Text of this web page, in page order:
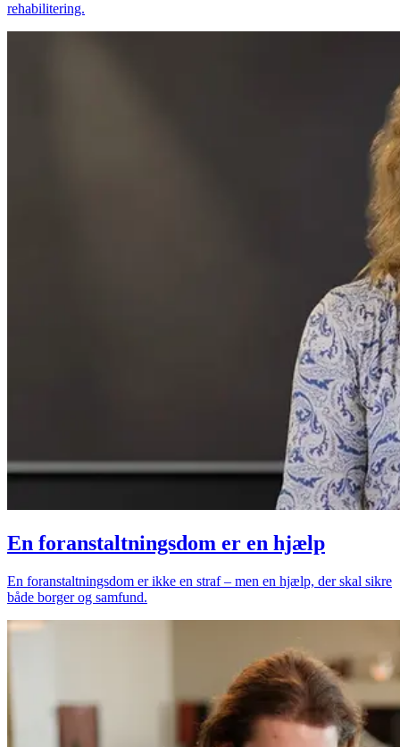
rehabilitering.
En foranstaltningsdom er en hjælp
En foranstaltningsdom er ikke en straf – men en hjælp, der skal sikre
både borger og samfund.